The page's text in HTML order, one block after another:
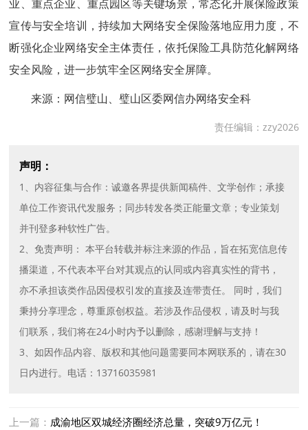
业、重点企业、重点园区等关键场景，常态化开展保险政策
宣传与安全培训，持续加大网络安全保险落地应用力度，不
断强化企业网络安全主体责任，依托保险工具防范化解网络
安全风险，进一步筑牢全区网络安全屏障。
来源：网信璧山、璧山区委网信办网络安全科
责任编辑：zzy2026
声明：
1、内容征集与合作：诚邀各界提供新闻稿件、文学创作；承接
单位工作资讯代发服务；同步转发各类正能量文章；专业策划
并刊登多种软性广告。
2、免责声明： 本平台转载并标注来源的作品，旨在拓宽信息传
播渠道，不代表本平台对其观点的认同或内容真实性的背书，
亦不承担该类作品因侵权引发的直接及连带责任。 同时，我们
秉持分享理念，尊重原创权益。若涉及作品侵权，请及时与我
们联系，我们将在24小时内予以删除，感谢理解与支持！
3、如因作品内容、版权和其他问题需要同本网联系的，请在30
日内进行。电话：13716035981
上一篇： 成渝地区双城经济圈经济总量，突破9万亿元！